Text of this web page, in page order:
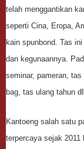
telah menggantikan
seperti Cina, Eropa,
kain spunbond. Tas
dan kegunaannya.
seminar, pameran,
bag, tas ulang tahun
Kantoeng salah satu
terpercaya sejak 2011